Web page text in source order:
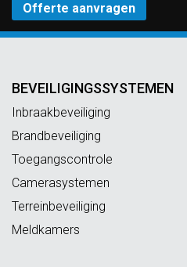
Offerte aanvragen
BEVEILIGINGSSYSTEMEN
Inbraakbeveiliging
Brandbeveiliging
Toegangscontrole
Camerasystemen
Terreinbeveiliging
Meldkamers